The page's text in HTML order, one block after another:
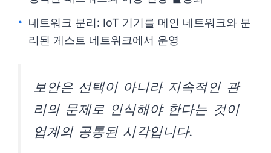
네트워크 분리: IoT 기기를 메인 네트워크와 분
리된 게스트 네트워크에서 운영
보안은 선택이 아니라 지속적인 관
리의 문제로 인식해야 한다는 것이
업계의 공통된 시각입니다.